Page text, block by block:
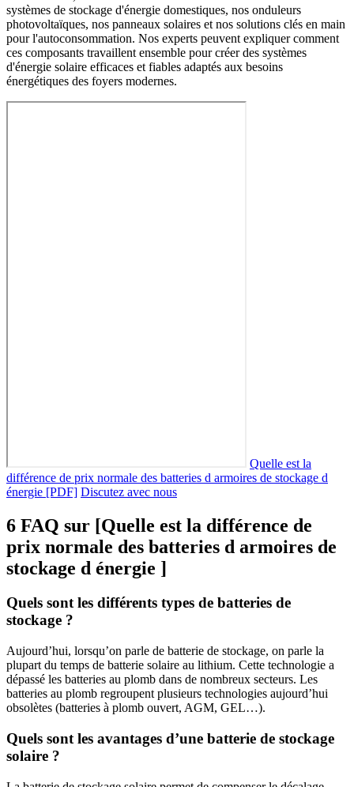
systèmes de stockage d'énergie domestiques, nos onduleurs
photovoltaïques, nos panneaux solaires et nos solutions clés en main
pour l'autoconsommation. Nos experts peuvent expliquer comment
ces composants travaillent ensemble pour créer des systèmes
d'énergie solaire efficaces et fiables adaptés aux besoins
énergétiques des foyers modernes.
Quelle est la
différence de prix normale des batteries d armoires de stockage d
énergie [PDF] Discutez avec nous
6 FAQ sur [Quelle est la différence de
prix normale des batteries d armoires de
stockage d énergie ]
Quels sont les différents types de batteries de
stockage ?
Aujourd’hui, lorsqu’on parle de batterie de stockage, on parle la
plupart du temps de batterie solaire au lithium. Cette technologie a
dépassé les batteries au plomb dans de nombreux secteurs. Les
batteries au plomb regroupent plusieurs technologies aujourd’hui
obsolètes (batteries à plomb ouvert, AGM, GEL…).
Quels sont les avantages d’une batterie de stockage
solaire ?